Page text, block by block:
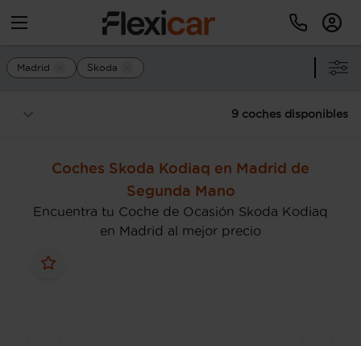
Madrid Skoda
9 coches disponibles
Coches Skoda Kodiaq en Madrid de
Segunda Mano
Encuentra tu Coche de Ocasión Skoda Kodiaq
en Madrid al mejor precio